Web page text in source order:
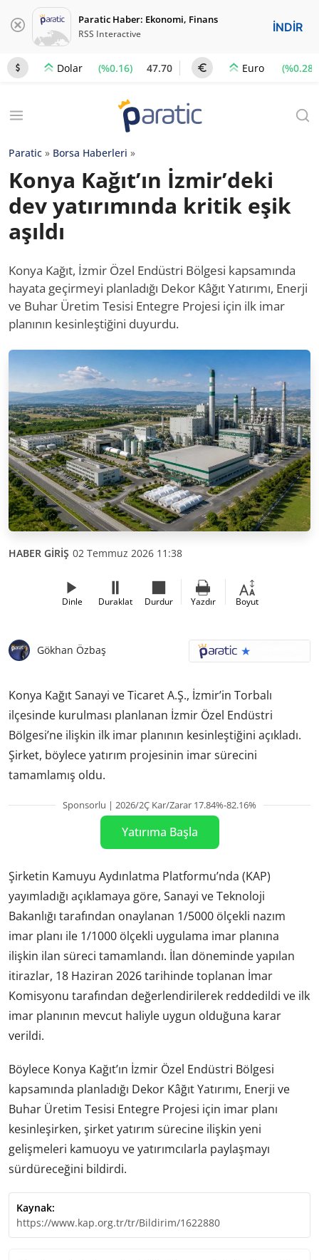
Paratic Haber: Ekonomi, Finans
RSS Interactive İNDİR
Dolar (%0.16) 47.70 Euro (%0.28)
Paratic » Borsa Haberleri »
Konya Kağıt’ın İzmir’deki
dev yatırımında kritik eşik
aşıldı
Konya Kağıt, İzmir Özel Endüstri Bölgesi kapsamında
hayata geçirmeyi planladığı Dekor Kâğıt Yatırımı, Enerji
ve Buhar Üretim Tesisi Entegre Projesi için ilk imar
planının kesinleştiğini duyurdu.
HABER GİRİŞ 02 Temmuz 2026 11:38
Dinle Duraklat Durdur Yazdır Boyut
Gökhan Özbaş
Konya Kağıt Sanayi ve Ticaret A.Ş., İzmir’in Torbalı
ilçesinde kurulması planlanan İzmir Özel Endüstri
Bölgesi’ne ilişkin ilk imar planının kesinleştiğini açıkladı.
Şirket, böylece yatırım projesinin imar sürecini
tamamlamış oldu.
Sponsorlu | 2026/2Ç Kar/Zarar 17.84%-82.16%
Yatırıma Başla
Şirketin Kamuyu Aydınlatma Platformu’nda (KAP)
yayımladığı açıklamaya göre, Sanayi ve Teknoloji
Bakanlığı tarafından onaylanan 1/5000 ölçekli nazım
imar planı ile 1/1000 ölçekli uygulama imar planına
ilişkin ilan süreci tamamlandı. İlan döneminde yapılan
itirazlar, 18 Haziran 2026 tarihinde toplanan İmar
Komisyonu tarafından değerlendirilerek reddedildi ve ilk
imar planının mevcut haliyle uygun olduğuna karar
verildi.
Böylece Konya Kağıt’ın İzmir Özel Endüstri Bölgesi
kapsamında planladığı Dekor Kâğıt Yatırımı, Enerji ve
Buhar Üretim Tesisi Entegre Projesi için imar planı
kesinleşirken, şirket yatırım sürecine ilişkin yeni
gelişmeleri kamuoyu ve yatırımcılarla paylaşmayı
sürdüreceğini bildirdi.
Kaynak:
https://www.kap.org.tr/tr/Bildirim/1622880